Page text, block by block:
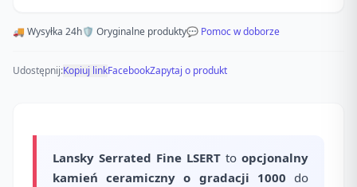
🚚 Wysyłka 24h🛡️ Oryginalne produkty💬 Pomoc w doborze
Udostępnij:Kopiuj linkFacebookZapytaj o produkt
Lansky Serrated Fine LSERT to opcjonalny
kamień ceramiczny o gradacji 1000 do